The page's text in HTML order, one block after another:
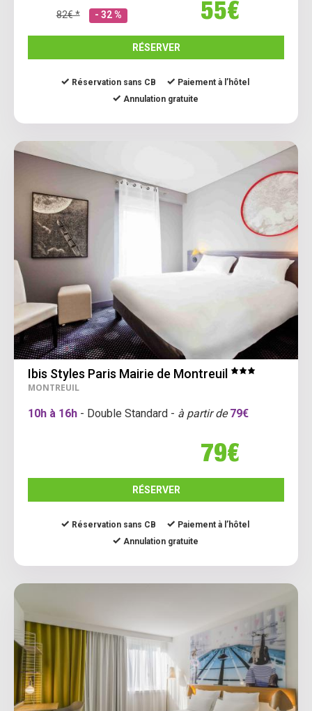
82€ * - 32 % 55€
RÉSERVER
Réservation sans CB
Paiement à l’hôtel
Annulation gratuite
Ibis Styles Paris Mairie de Montreuil
MONTREUIL
10h à 16h - Double Standard - à partir de 79€
79€
RÉSERVER
Réservation sans CB
Paiement à l’hôtel
Annulation gratuite